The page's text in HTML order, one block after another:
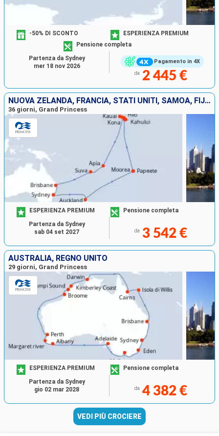
Pagamento in 4X
-50% DI SCONTO
ESPERIENZA PREMIUM
Pensione completa
da 2 445 €
Partenza da Sydney
mer 18 nov 2026
NUOVA ZELANDA, FRANCIA, STATI UNITI, SAMOA, FIJI (ISOLE), AUSTRALIA
36 giorni, Grand Princess
ESPERIENZA PREMIUM Pensione completa
da 3 542 €
Partenza da Sydney
sab 04 set 2027
AUSTRALIA, REGNO UNITO
29 giorni, Grand Princess
ESPERIENZA PREMIUM Pensione completa
da 4 382 €
Partenza da Sydney
gio 02 mar 2028
VEDI PIÙ CROCIERE